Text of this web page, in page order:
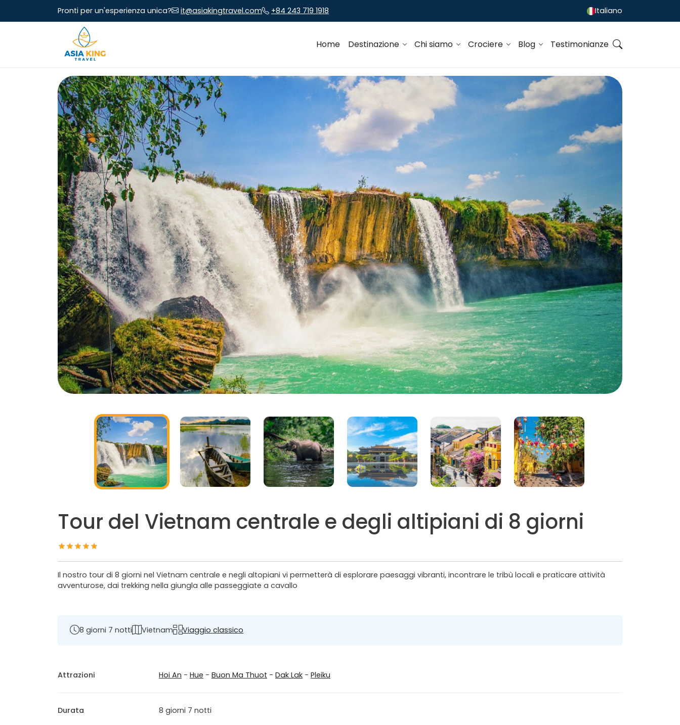
Pronti per un'esperienza unica? it@asiakingtravel.com +84 243 719 1918 Italiano
Home Destinazione Chi siamo Crociere Blog Testimonianze
Tour del Vietnam centrale e degli altipiani di 8 giorni
Il nostro tour di 8 giorni nel Vietnam centrale e negli altopiani vi permetterà di esplorare paesaggi vibranti, incontrare le tribù locali e praticare attività
avventurose, dai trekking nella giungla alle passeggiate a cavallo
8 giorni 7 notti Vietnam Viaggio classico
Attrazioni Hoi An - Hue - Buon Ma Thuot - Dak Lak - Pleiku
Durata 8 giorni 7 notti